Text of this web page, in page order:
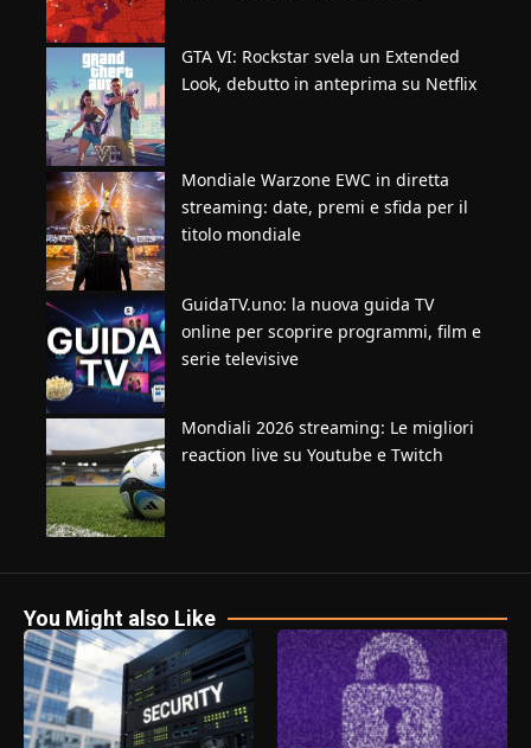
GTA VI: Rockstar svela un Extended
Look, debutto in anteprima su Netflix
Mondiale Warzone EWC in diretta
streaming: date, premi e sfida per il
titolo mondiale
GuidaTV.uno: la nuova guida TV
online per scoprire programmi, film e
serie televisive
Mondiali 2026 streaming: Le migliori
reaction live su Youtube e Twitch
You Might also Like